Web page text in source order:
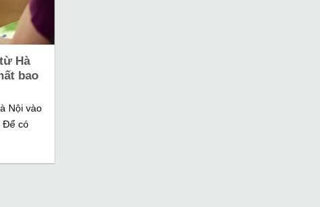
Hà
bao
Nội vào
Để có